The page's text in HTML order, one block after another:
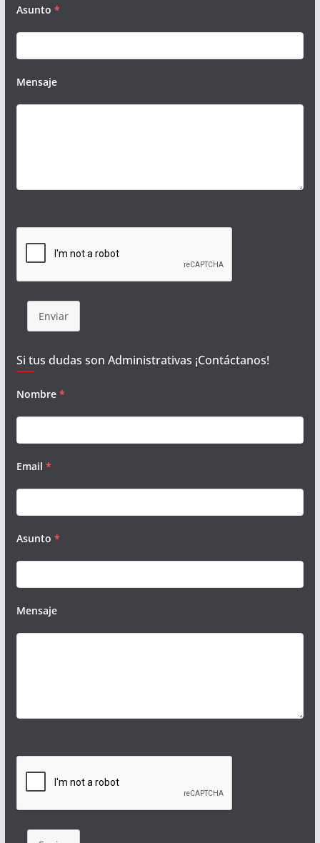
Asunto *
Mensaje
Enviar
Si tus dudas son Administrativas ¡Contáctanos!
Nombre *
Email *
Asunto *
Mensaje